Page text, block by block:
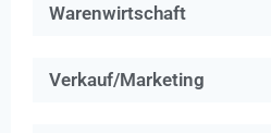
Warenwirtschaft
Verkauf/Marketing